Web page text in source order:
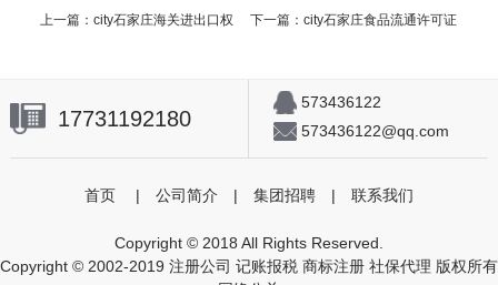
上一篇：city石家庄海关进出口权 下一篇：city石家庄食品流通许可证
17731192180
573436122
573436122@qq.com
首页 | 公司简介 | 集团招聘 | 联系我们
Copyright © 2018 All Rights Reserved.
Copyright © 2002-2019 注册公司 记账报税 商标注册 社保代理 版权所有